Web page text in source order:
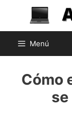
contenido
Menú
Cómo